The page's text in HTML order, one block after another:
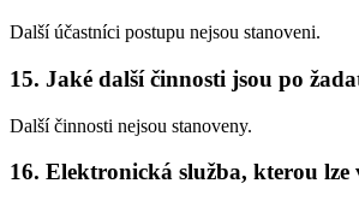
Další účastníci postupu nejsou stanoveni.
15. Jaké další činnosti jsou po
Další činnosti nejsou stanoveny.
16. Elektronická služba, kterou lze